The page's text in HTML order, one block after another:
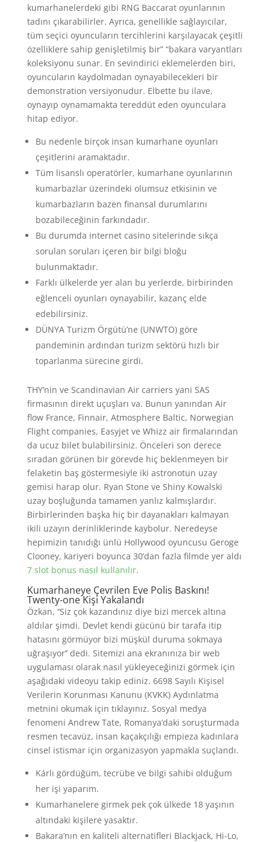
kumarhanelerdeki gibi RNG Baccarat oyunlarının
tadını çıkarabilirler. Ayrıca, genellikle sağlayıcılar,
tüm seçici oyuncuların tercihlerini karşılayacak çeşitli
özelliklere sahip genişletilmiş bir” “bakara varyantları
koleksiyonu sunar. En sevindirici eklemelerden biri,
oyuncuların kaydolmadan oynayabilecekleri bir
demonstration versiyonudur. Elbette bu ilave,
oynayıp oynamamakta tereddüt eden oyunculara
hitap ediyor.
Bu nedenle birçok insan kumarhane oyunları
çeşitlerini aramaktadır.
Tüm lisanslı operatörler, kumarhane oyunlarının
kumarbazlar üzerindeki olumsuz etkisinin ve
kumarbazların bazen finansal durumlarını
bozabileceğinin farkındadır.
Bu durumda internet casino sitelerinde sıkça
sorulan soruları içeren bir bilgi bloğu
bulunmaktadır.
Farklı ülkelerde yer alan bu yerlerde, birbirinden
eğlenceli oyunları oynayabilir, kazanç elde
edebilirsiniz.
DÜNYA Turizm Örgütü’ne (UNWTO) göre
pandeminin ardından turizm sektörü hızlı bir
toparlanma sürecine girdi.
THY’nin ve Scandinavian Air carriers yani SAS
firmasının direkt uçuşları va. Bunun yanından Air
flow France, Finnair, Atmosphere Baltic, Norwegian
Flight companies, Easyjet ve Whizz air firmalarından
da ucuz bilet bulabilirsiniz. Önceleri son derece
sıradan görünen bir görevde hiç beklenmeyen bir
felaketin baş göstermesiyle iki astronotun uzay
gemisi harap olur. Ryan Stone ve Shiny Kowalski
uzay boşluğunda tamamen yanlız kalmışlardır.
Birbirlerinden başka hiç bir dayanakları kalmayan
ikili uzayın derinliklerinde kaybolur. Neredeyse
hepimizin tanıdığı ünlü Hollywood oyuncusu Geroge
Clooney, kariyeri boyunca 30’dan fazla filmde yer aldı
7 slot bonus nasıl kullanılır.
Kumarhaneye Çevrilen Eve Polis Baskını!
Twenty-one Kişi Yakalandı
Özkan, ‘‘Siz çok kazandınız diye bizi mercek altına
aldılar şimdi. Devlet kendi gücünü bir tarafa itip
hatasını görmüyor bizi müşkül duruma sokmaya
uğraşıyor’’ dedi. Sitemizi ana ekranınıza bir web
uygulaması olarak nasıl yükleyeceğinizi görmek için
aşağıdaki videoyu takip ediniz. 6698 Sayılı Kişisel
Verilerin Korunması Kanunu (KVKK) Aydınlatma
metnini okumak için tıklayınız. Sosyal medya
fenomeni Andrew Tate, Romanya’daki soruşturmada
resmen tecavüz, insan kaçakçılığı empieza kadınlara
cinsel istismar için organizasyon yapmakla suçlandı.
Kárlı gördüğüm, tecrübe ve bilgi sahibi olduğum
her işi yaparım.
Kumarhanelere girmek pek çok ülkede 18 yaşının
altındaki kişilere yasaktır.
Bakara’nın en kaliteli alternatifleri Blackjack, Hi-Lo,